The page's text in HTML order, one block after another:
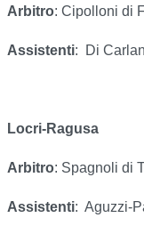
Arbitro: Cipolloni di
Assistenti: Di
Locri-Ragusa
Arbitro: Spagnoli di
Assistenti: Aguzzi-